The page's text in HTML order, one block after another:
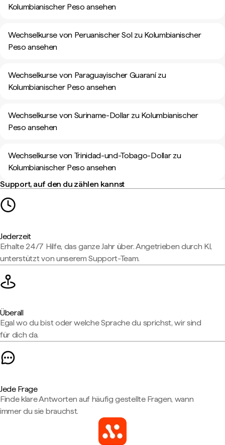
Kolumbianischer Peso ansehen
Wechselkurse von Peruanischer Sol zu Kolumbianischer
Peso ansehen
Wechselkurse von Paraguayischer Guaraní zu
Kolumbianischer Peso ansehen
Wechselkurse von Suriname-Dollar zu Kolumbianischer
Peso ansehen
Wechselkurse von Trinidad-und-Tobago-Dollar zu
Kolumbianischer Peso ansehen
Support, auf den du zählen kannst
Jederzeit
Erhalte 24/7 Hilfe, das ganze Jahr über. Angetrieben durch KI,
unterstützt von unserem Support-Team.
Überall
Egal wo du bist oder welche Sprache du sprichst, wir sind
für dich da.
Jede Frage
Finde klare Antworten auf häufig gestellte Fragen, wann
immer du sie brauchst.